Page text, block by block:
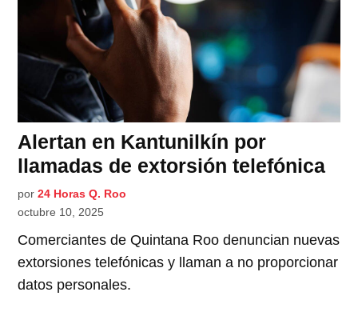
Alertan en Kantunilkín por
llamadas de extorsión telefónica
por 24 Horas Q. Roo
octubre 10, 2025
Comerciantes de Quintana Roo denuncian nuevas
extorsiones telefónicas y llaman a no proporcionar
datos personales.